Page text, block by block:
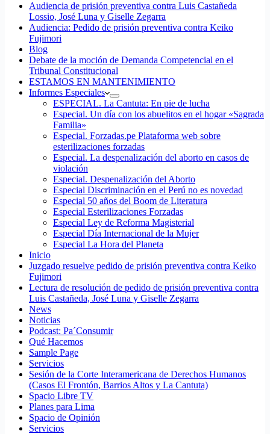
Audiencia de prisión preventiva contra Luis Castañeda
Lossio, José Luna y Giselle Zegarra
Audiencia: Pedido de prisión preventiva contra Keiko
Fujimori
Blog
Debate de la moción de Demanda Competencial en el
Tribunal Constitucional
ESTAMOS EN MANTENIMIENTO
Informes Especiales
ESPECIAL. La Cantuta: En pie de lucha
Especial. Un día con los abuelitos en el hogar «Sagrada
Familia»
Especial. Forzadas.pe Plataforma web sobre
esterilizaciones forzadas
Especial. La despenalización del aborto en casos de
violación
Especial. Despenalización del Aborto
Especial Discriminación en el Perú no es novedad
Especial 50 años del Boom de Literatura
Especial Esterilizaciones Forzadas
Especial Ley de Reforma Magisterial
Especial Día Internacional de la Mujer
Especial La Hora del Planeta
Inicio
Juzgado resuelve pedido de prisión preventiva contra Keiko
Fujimori
Lectura de resolución de pedido de prisión preventiva contra
Luis Castañeda, José Luna y Giselle Zegarra
News
Noticias
Podcast: Pa´Consumir
Qué Hacemos
Sample Page
Servicios
Sesión de la Corte Interamericana de Derechos Humanos
(Casos El Frontón, Barrios Altos y La Cantuta)
Spacio Libre TV
Planes para Lima
Spacio de Opinión
Servicios